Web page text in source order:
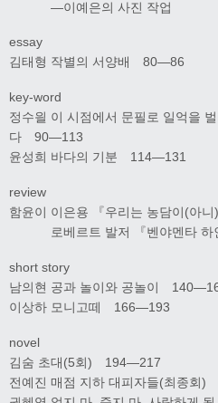
―이예은의 사진 작업
essay
김태형 작별의 서양배 80―86
key-word
정수읠 이 시점에서 문필로 일억을
다 90―113
윤성희 바다의 기분 114―131
review
함윤이 이은용 『우리는 농담이(아
로베르트 발저 『벤야멘타 하
short story
남의현 공과 놀이와 공놀이
이상하 모니고떼 166―193
novel
김숨 초대(5회) 194―217
전예진 매점 지하 대피자들(최종회